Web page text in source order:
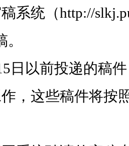
系统（http://
日以前投递的稿
，这些稿件将按